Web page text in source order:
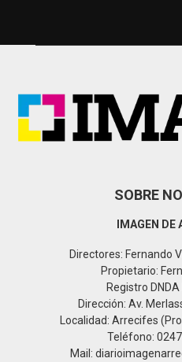
SOBRE
IMAGEN DE
Directores: Fernando
Propietario:
Registro
Dirección: Av.
Localidad: Arrecifes
Teléfono:
Mail: